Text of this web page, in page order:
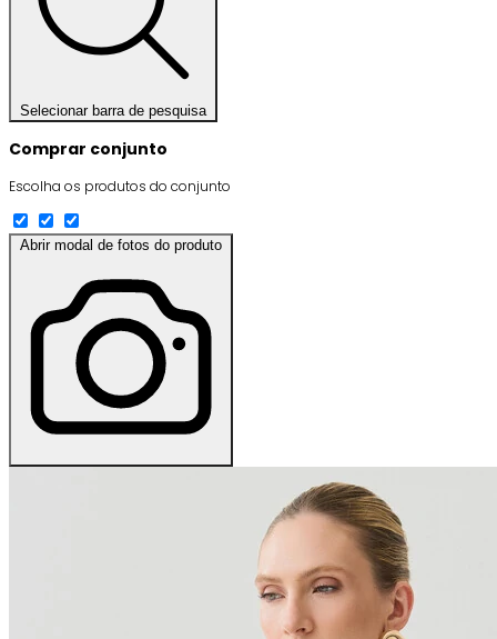
Selecionar barra de pesquisa
Comprar conjunto
Escolha os produtos do conjunto
Abrir modal de fotos do produto